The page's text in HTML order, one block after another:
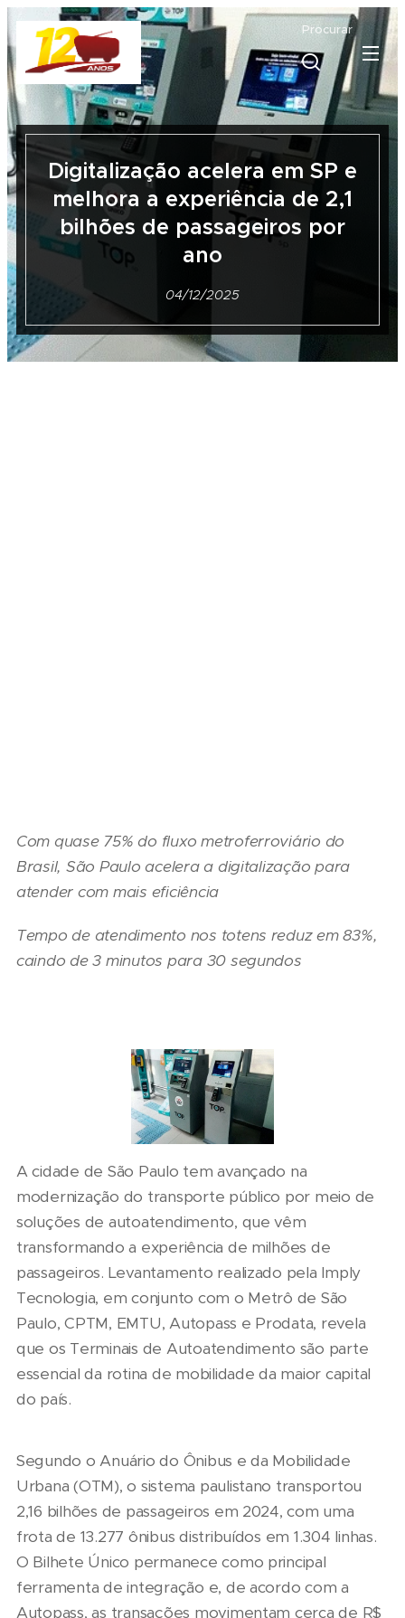
Procurar
Digitalização acelera em SP e
melhora a experiência de 2,1
bilhões de passageiros por
ano
04/12/2025
Com quase 75% do fluxo metroferroviário do
Brasil, São Paulo acelera a digitalização para
atender com mais eficiência
Tempo de atendimento nos totens reduz em 83%,
caindo de 3 minutos para 30 segundos
A cidade de São Paulo tem avançado na
modernização do transporte público por meio de
soluções de autoatendimento, que vêm
transformando a experiência de milhões de
passageiros. Levantamento realizado pela Imply
Tecnologia, em conjunto com o Metrô de São
Paulo, CPTM, EMTU, Autopass e Prodata, revela
que os Terminais de Autoatendimento são parte
essencial da rotina de mobilidade da maior capital
do país.
Segundo o Anuário do Ônibus e da Mobilidade
Urbana (OTM), o sistema paulistano transportou
2,16 bilhões de passageiros em 2024, com uma
frota de 13.277 ônibus distribuídos em 1.304 linhas.
O Bilhete Único permanece como principal
ferramenta de integração e, de acordo com a
Autopass, as transações movimentam cerca de R$